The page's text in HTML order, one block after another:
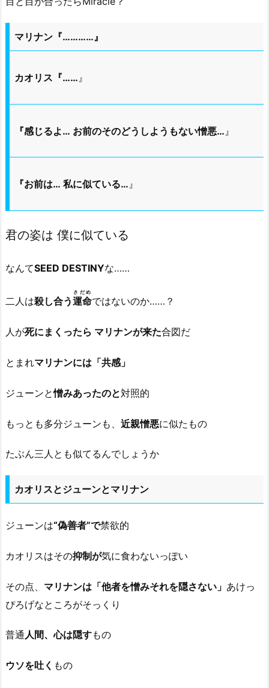
マリナン『…………』
カオリス『…… 』
『感じるよ… お前のそのどうしようもない憎悪… 』
『お前は… 私に似ている…』
君の姿は 僕に似ている
なんてSEED DESTINYな……
二人は殺し合う運命
さだめ
ではないのか……？
人が死にまくったら マリナンが来た合図だ
とまれマリナンには「共感」
ジューンと憎みあったのと対照的
もっとも多分ジューンも、 近親憎悪に似たもの
たぶん三人とも似てるんでしょうか
カオリスとジューンとマリナン
ジューンは“偽善者”で禁欲的
カオリスはその抑制が気に食わないっぽい
その点、 マリナンは「他者を憎みそれを隠さない」 あけっ
ぴろげなところがそっくり
普通 人間、心は隠すもの
ウソを吐く もの